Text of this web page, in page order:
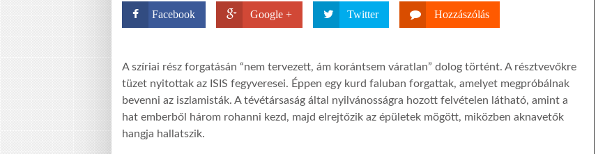
Facebook Google + Twitter Hozzászólás
A szíriai rész forgatásán “nem tervezett, ám korántsem váratlan” dolog történt. A résztvevőkre
tüzet nyitottak az ISIS fegyveresei. Éppen egy kurd faluban forgattak, amelyet megpróbálnak
bevenni az iszlamisták. A tévétársaság által nyilvánosságra hozott felvételen látható, amint a
hat emberből három rohanni kezd, majd elrejtőzik az épületek mögött, miközben aknavetők
hangja hallatszik.